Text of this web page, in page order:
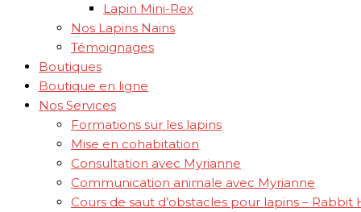
Lapin Mini-Rex
Nos Lapins Nains
Témoignages
Boutiques
Boutique en ligne
Nos Services
Formations sur les lapins
Mise en cohabitation
Consultation avec Myrianne
Communication animale avec Myrianne
Cours de saut d’obstacles pour lapins – Rabbit